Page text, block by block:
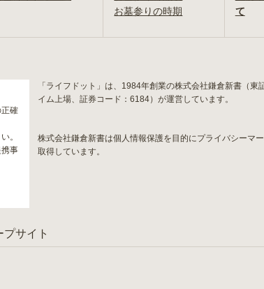
お墓参りの時期
て
確
。
事
「ライフドット」は、1984年創業の株式会社鎌倉新書（東
イム上場、証券コード：6184）が運営しています。
株式会社鎌倉新書は個人情報保護を目的にプライバシーマ
取得しています。
サイト